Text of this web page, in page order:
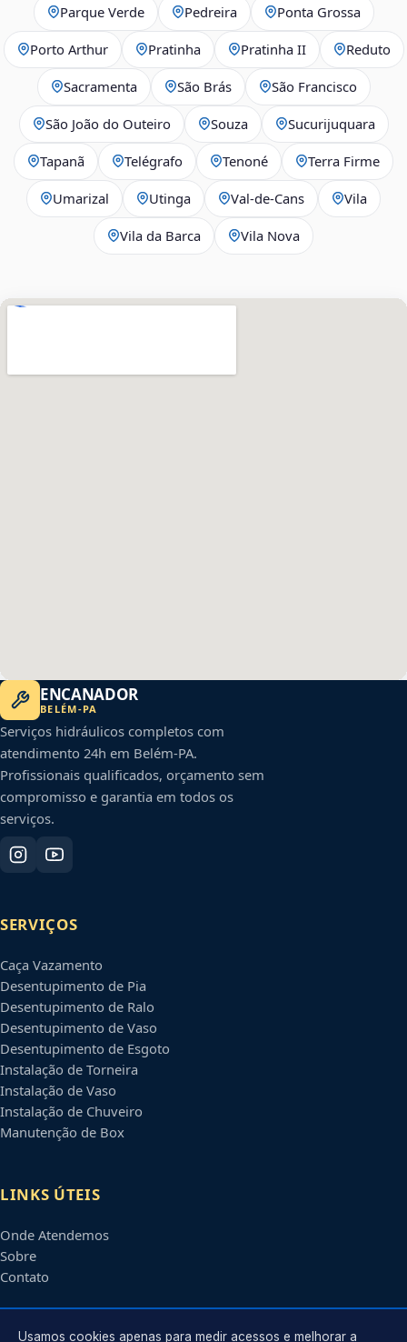
Parque Verde Pedreira Ponta Grossa
Porto Arthur Pratinha Pratinha II Reduto
Sacramenta São Brás São Francisco
São João do Outeiro Souza Sucurijuquara
Tapanã Telégrafo Tenoné Terra Firme
Umarizal Utinga Val-de-Cans Vila
Vila da Barca Vila Nova
ENCANADOR
BELÉM-PA
Serviços hidráulicos completos com
atendimento 24h em Belém-PA.
Profissionais qualificados, orçamento sem
compromisso e garantia em todos os
serviços.
SERVIÇOS
Caça Vazamento
Desentupimento de Pia
Desentupimento de Ralo
Desentupimento de Vaso
Desentupimento de Esgoto
Instalação de Torneira
Instalação de Vaso
Instalação de Chuveiro
Manutenção de Box
LINKS ÚTEIS
Onde Atendemos
Sobre
Contato
Usamos cookies apenas para medir acessos e melhorar a